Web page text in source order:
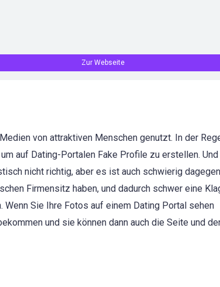
Zur Webseite
von attraktiven Menschen genutzt. In der
auf Dating-Portalen Fake Profile zu erstellen. Und
nicht richtig, aber es ist auch schwierig dagegen
Firmensitz haben, und dadurch schwer eine
Sie Ihre Fotos auf einem Dating Portal sehen
und sie können dann auch die Seite und